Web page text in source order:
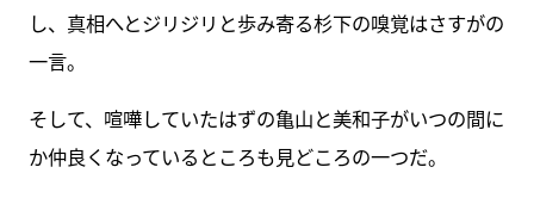
し、真相へとジリジリと歩み寄る杉下の嗅覚はさすがの
一言。
そして、喧嘩していたはずの亀山と美和子がいつの間に
か仲良くなっているところも見どころの一つだ。